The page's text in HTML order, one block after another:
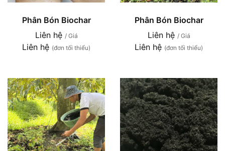
Phân Bón Biochar
Liên hệ / Giá
Liên hệ (đơn tối thiểu)
Phân Bón Biochar
Liên hệ / Giá
Liên hệ (đơn tối thiểu)